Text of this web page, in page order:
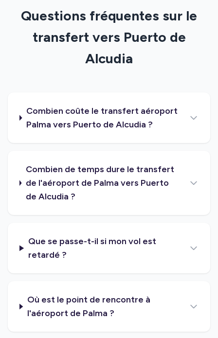
Questions fréquentes sur le
transfert vers Puerto de
Alcudia
Combien coûte le transfert aéroport
Palma vers Puerto de Alcudia ?
Combien de temps dure le transfert
de l'aéroport de Palma vers Puerto
de Alcudia ?
Que se passe-t-il si mon vol est
retardé ?
Où est le point de rencontre à
l'aéroport de Palma ?